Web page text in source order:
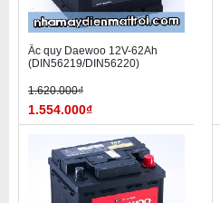
Ắc quy Daewoo 12V-62Ah
(DIN56219/DIN56220)
1.620.000₫
1.554.000₫